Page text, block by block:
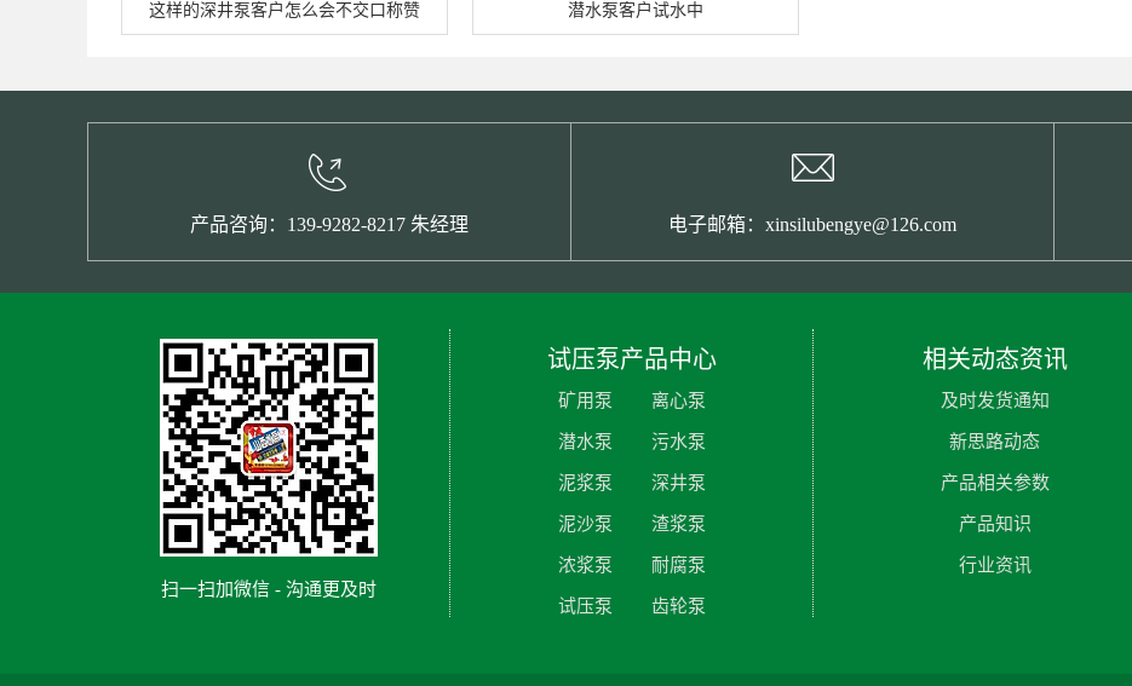
这样的深井泵客户怎么会不交口称赞 潜水泵客户试水中
产品咨询：139-9282-8217 朱经理 电子邮箱：xinsilubengye@126.com
扫一扫加微信 - 沟通更及时
试压泵产品中心
矿用泵 离心泵
潜水泵 污水泵
泥浆泵 深井泵
泥沙泵 渣浆泵
浓浆泵 耐腐泵
试压泵 齿轮泵
相关动态资讯
及时发货通知
新思路动态
产品相关参数
产品知识
行业资讯